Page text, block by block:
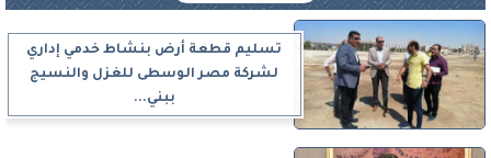
تسليم قطعة أرض بنشاط خدمي إداري
لشركة مصر الوسطى للغزل والنسيج
ببني...